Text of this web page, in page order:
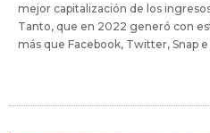
mejor capitalización de los
Tanto, que en 2022 generó con
más que Facebook, Twitter, Snap